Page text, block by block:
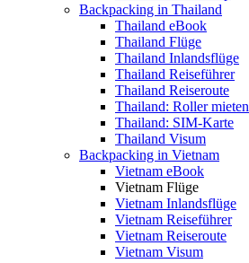
Backpacking in Thailand
Thailand eBook
Thailand Flüge
Thailand Inlandsflüge
Thailand Reiseführer
Thailand Reiseroute
Thailand: Roller mieten
Thailand: SIM-Karte
Thailand Visum
Backpacking in Vietnam
Vietnam eBook
Vietnam Flüge
Vietnam Inlandsflüge
Vietnam Reiseführer
Vietnam Reiseroute
Vietnam Visum